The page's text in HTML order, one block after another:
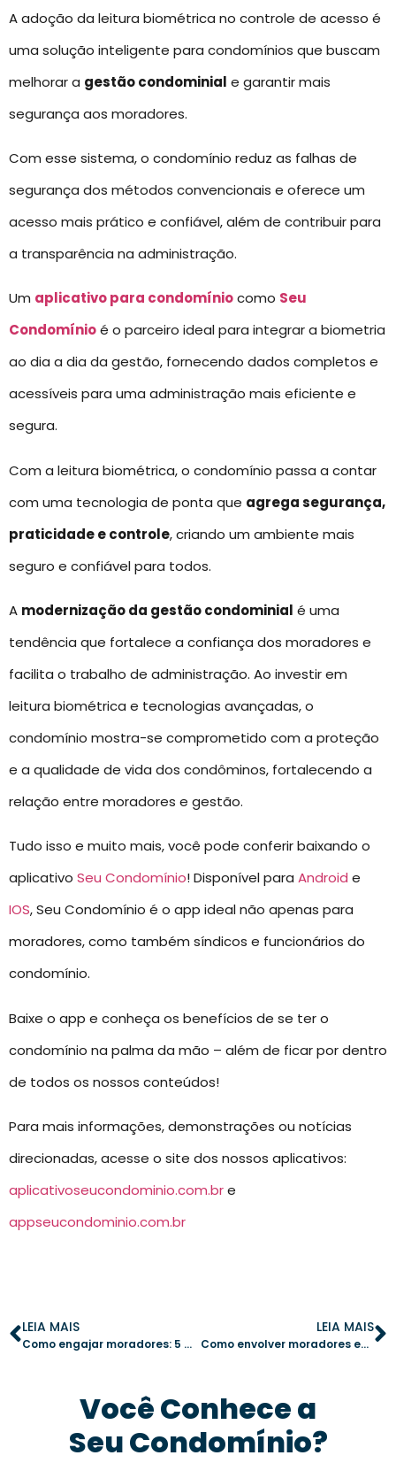
A adoção da leitura biométrica no controle de acesso é
uma solução inteligente para condomínios que buscam
melhorar a gestão condominial e garantir mais
segurança aos moradores.
Com esse sistema, o condomínio reduz as falhas de
segurança dos métodos convencionais e oferece um
acesso mais prático e confiável, além de contribuir para
a transparência na administração.
Um aplicativo para condomíniocomo Seu
Condomínioé o parceiro ideal para integrar a biometria
ao dia a dia da gestão, fornecendo dados completos e
acessíveis para uma administração mais eficiente e
segura.
Com a leitura biométrica, o condomínio passa a contar
com uma tecnologia de ponta que agrega segurança,
praticidade e controle, criando um ambiente mais
seguro e confiável para todos.
A modernização da gestão condominial é uma
tendência que fortalece a confiança dos moradores e
facilita o trabalho de administração. Ao investir em
leitura biométrica e tecnologias avançadas, o
condomínio mostra-se comprometido com a proteção
e a qualidade de vida dos condôminos, fortalecendo a
relação entre moradores e gestão.
Tudo isso e muito mais, você pode conferir baixando o
aplicativo Seu Condomínio! Disponível para Android e
IOS, Seu Condomínio é o app ideal não apenas para
moradores, como também síndicos e funcionários do
condomínio.
Baixe o app e conheça os benefícios de se ter o
condomínio na palma da mão – além de ficar por dentro
de todos os nossos conteúdos!
Para mais informações, demonstrações ou notícias
direcionadas, acesse o site dos nossos aplicativos:
aplicativoseucondominio.com.bre
appseucondominio.com.br
LEIA MAIS
Como engajar moradores: 5 maneiras eficazes de promover participação no condomínio
LEIA MAIS
Como envolver moradores em atividades coletivas e fortalecer a comunidade
Você Conhece a
Seu Condomínio?